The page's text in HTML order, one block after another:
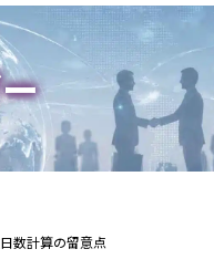
GDPR対応支援
数計算の留意点